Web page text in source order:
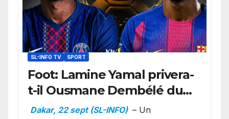
SL-INFO TV SPORT
Foot: Lamine Yamal privera-
t-il Ousmane Dembélé du
Ballon d’or ?
Dakar, 22 sept (SL-INFO) – Un